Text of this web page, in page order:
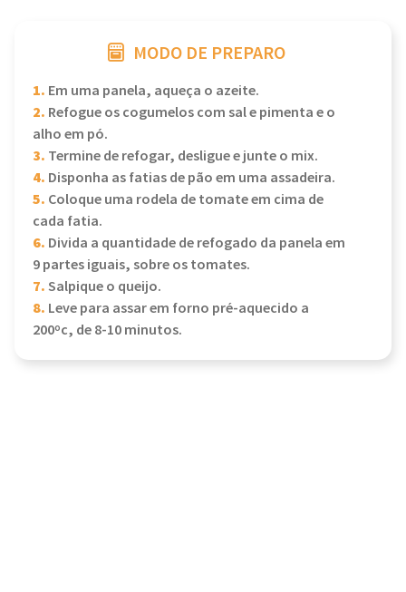
MODO DE PREPARO
1. Em uma panela, aqueça o azeite.
2. Refogue os cogumelos com sal e pimenta e o
alho em pó.
3. Termine de refogar, desligue e junte o mix.
4. Disponha as fatias de pão em uma assadeira.
5. Coloque uma rodela de tomate em cima de
cada fatia.
6. Divida a quantidade de refogado da panela em
9 partes iguais, sobre os tomates.
7.Salpique o queijo.
8. Leve para assar em forno pré-aquecido a
200ºc, de 8-10 minutos.